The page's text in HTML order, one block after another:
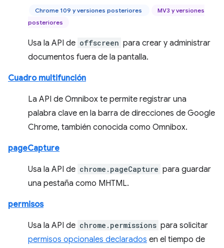
Chrome 109 y versiones posteriores
MV3 y versiones
posteriores
Usa la API de offscreen para crear y administrar
documentos fuera de la pantalla.
Cuadro multifunción
La API de Omnibox te permite registrar una
palabra clave en la barra de direcciones de Google
Chrome, también conocida como Omnibox.
pageCapture
Usa la API de chrome.pageCapture para guardar
una pestaña como MHTML.
permisos
Usa la API de chrome.permissions para solicitar
permisos opcionales declarados en el tiempo de